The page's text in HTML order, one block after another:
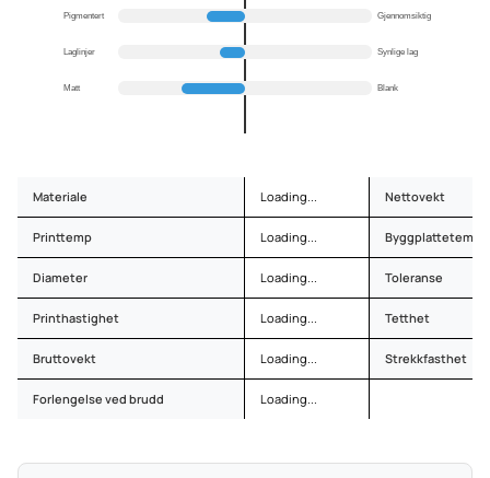
Pigmentert Gjennomsiktig
Laglinjer Synlige lag
Matt Blank
Materiale Loading... Nettovekt
Printtemp Loading... Byggplattetemp
Diameter Loading... Toleranse
Printhastighet Loading... Tetthet
Bruttovekt Loading... Strekkfasthet
Forlengelse ved brudd Loading...